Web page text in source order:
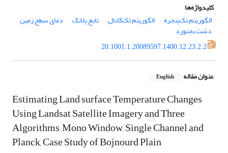
کلیدواژه‌ها
الگوریتم تک‌پنجره
الگوریتم تک‌کانال تابع پلانک دمای سطح زمین
دشت بجنورد
20.1001.1.20089597.1400.12.23.2.2
عنوان مقاله English
Estimating Land surface Temperature Changes
Using Landsat Satellite Imagery and Three
Algorithms, Mono Window, Single Channel and
Planck, Case Study of Bojnourd Plain